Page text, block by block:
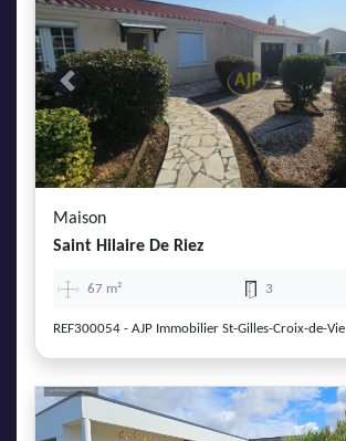
Previous
Maison
Saint Hilaire De Riez
67 m² 3
REF300054 - AJP Immobilier St-Gilles-Croix-de-Vie